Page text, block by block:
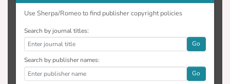
βάσης δεδομένων έτσι ώστε να
βρεθούν βίντεο από τις 7 βασικότερες
εκφράσεις του προσώπου από
διαφορετικά άτομα. Η βάση δεδομένων
που χρησιμοποιήθηκε ήταν η βάση
δεδομένων του Cohn Canade (C++) και
περιέχει 500 διαφορετικά βίντεο
Use Sherpa/Romeo to find publisher copyright policies
Search by journal titles:
Go
Search by publisher names:
Go